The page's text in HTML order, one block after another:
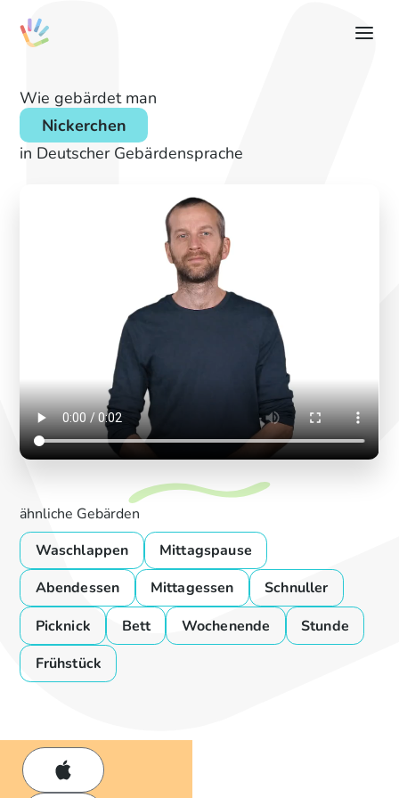
Wie gebärdet man
Nickerchen
in Deutscher Gebärdensprache
ähnliche Gebärden
Waschlappen
Mittagspause
Abendessen
Mittagessen
Schnuller
Picknick
Bett Wochenende
Stunde
Frühstück